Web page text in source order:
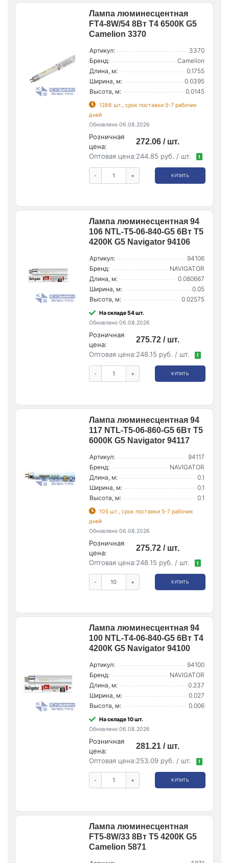
Лампа люминесцентная
FT4-8W/54 8Вт T4 6500К G5
Camelion 3370
Артикул:
3370
Бренд:
Camelion
Длина, м:
0.1755
Ширина, м:
0.0395
Высота, м:
0.0145
1286 шт., срок поставки 5-7 рабочих
дней
Обновлено 06.08.2026
Розничная
цена:
272.06 / шт.
Оптовая цена:244.85 руб. / шт. !
- + КУПИТЬ
Лампа люминесцентная 94
106 NTL-T5-06-840-G5 6Вт T5
4200К G5 Navigator 94106
Артикул:
94106
Бренд:
NAVIGATOR
Длина, м:
0.080667
Ширина, м:
0.05
Высота, м:
0.02575
На складе 54 шт.
Обновлено 06.08.2026
Розничная
цена:
275.72 / шт.
Оптовая цена:248.15 руб. / шт. !
- + КУПИТЬ
Лампа люминесцентная 94
117 NTL-T5-06-860-G5 6Вт T5
6000К G5 Navigator 94117
Артикул:
94117
Бренд:
NAVIGATOR
Длина, м:
0.1
Ширина, м:
0.1
Высота, м:
0.1
105 шт., срок поставки 5-7 рабочих
дней
Обновлено 06.08.2026
Розничная
цена:
275.72 / шт.
Оптовая цена:248.15 руб. / шт. !
- + КУПИТЬ
Лампа люминесцентная 94
100 NTL-T4-06-840-G5 6Вт T4
4200К G5 Navigator 94100
Артикул:
94100
Бренд:
NAVIGATOR
Длина, м:
0.237
Ширина, м:
0.027
Высота, м:
0.006
На складе 10 шт.
Обновлено 06.08.2026
Розничная
цена:
281.21 / шт.
Оптовая цена:253.09 руб. / шт. !
- + КУПИТЬ
Лампа люминесцентная
FT5-8W/33 8Вт T5 4200К G5
Camelion 5871